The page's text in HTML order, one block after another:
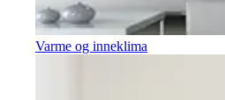
Varme og inneklima